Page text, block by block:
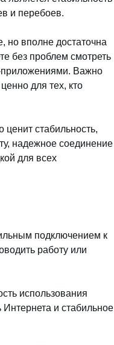
и перебоев.
но вполне достаточна
без проблем смотреть
приложениями. Важно
для тех, кто
ценит стабильность,
надежное соединение
для всех
подключением к
работу или
использования
и стабильное